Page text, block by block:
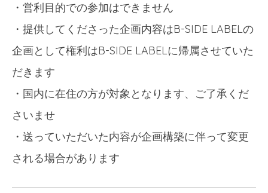
・営利目的での参加はできません
・提供してくださった企画内容はB-SIDE LABELの
企画として権利はB-SIDE LABELに帰属させていた
だきます
・国内に在住の方が対象となります、ご了承くだ
さいませ
・送っていただいた内容が企画構築に伴って変更
される場合があります